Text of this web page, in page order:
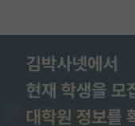
PI 전용 게시판
인문사회 계열 게시
특수/전문대학원